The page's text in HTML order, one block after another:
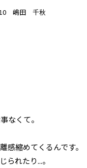
嶋田 千秋
なくて。
感縮めてくるんです。
れたり...。